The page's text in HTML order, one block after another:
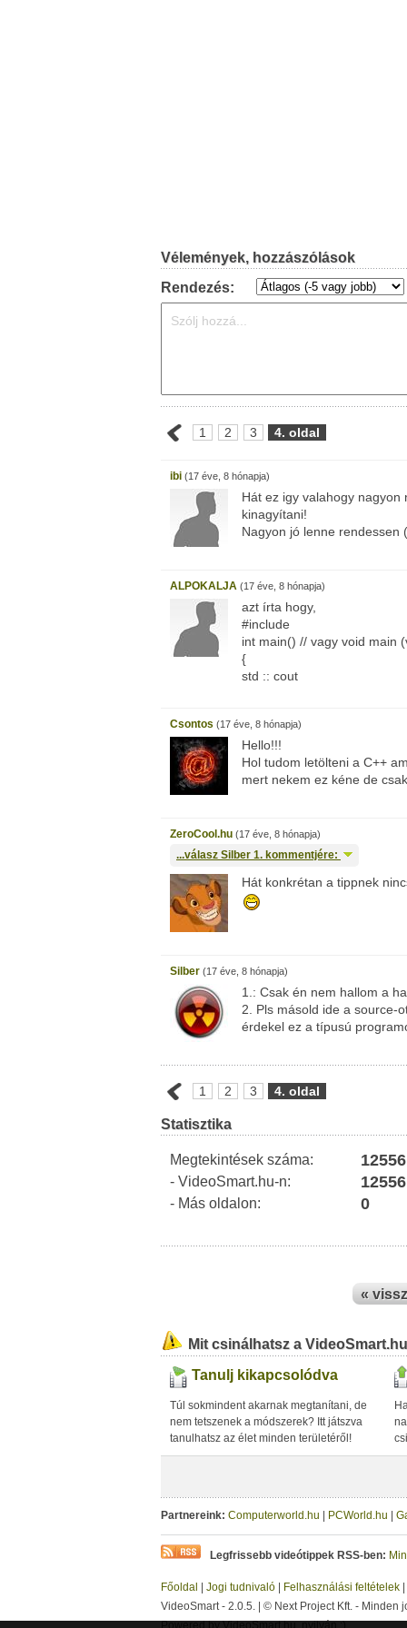
Vélemények, hozzászólások
Rendezés:
1 2 3 4. oldal
ibi (17 éve, 8 hónapja)
Hát ez igy valahogy
kinagyítani!
Nagyon jó lenne rendessen
ALPOKALJA (17 éve, 8 hónapja)
azt írta hogy,
#include
int main() // vagy void main
{
std :: cout
Csontos (17 éve, 8 hónapja)
Hello!!!
Hol tudom letölteni a C++
mert nekem ez kéne de
ZeroCool.hu (17 éve, 8 hónapja)
...válasz Silber 1. kommentjére:
Hát konkrétan a tippnek
Silber (17 éve, 8 hónapja)
1.: Csak én nem hallom a
2. Pls másold ide a source-
érdekel ez a típusú
1 2 3 4. oldal
Statisztika
Megtekintések száma: 12556
- VideoSmart.hu-n: 12556
- Más oldalon: 0
«
Mit csinálhatsz a
Tanulj kikapcsolódva
Túl sokmindent akarnak megtanítani, de
nem tetszenek a módszerek? Itt játszva
tanulhatsz az élet minden területéről!
Partnereink: Computerworld.hu PCWorld.hu
Legfrissebb videótippek RSS-ben:
Főoldal Jogi tudnivaló Felhasználási feltételek
VideoSmart - 2.0.5. | © Next Project Kft. - Minden